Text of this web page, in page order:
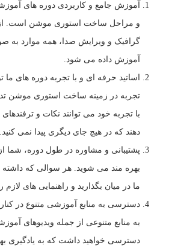
آموزش جامع و کاربردی دوره های
و مراحل ساخت استوری موشن است. از
گرافیک و ویرایش صدا، همه موارد به
آموزش داده می شود.
اساتید حرفه ای و با تجربه دوره های
تجربه در زمینه ساخت استوری موشن
با تجربه خود می توانند نکات و
دهند که در هیچ جای دیگری پیدا نمی کنید.
پشتیبانی و مشاوره در طول دوره، شما
بهره مند می شوید. هر سوالی که داشته
ما در میان بگذارید و راهنمایی های لازم
دسترسی به منابع آموزشی متنوع در
به منابع متنوعی از جمله ویدیوهای
دسترسی خواهید داشت که به یادگیری